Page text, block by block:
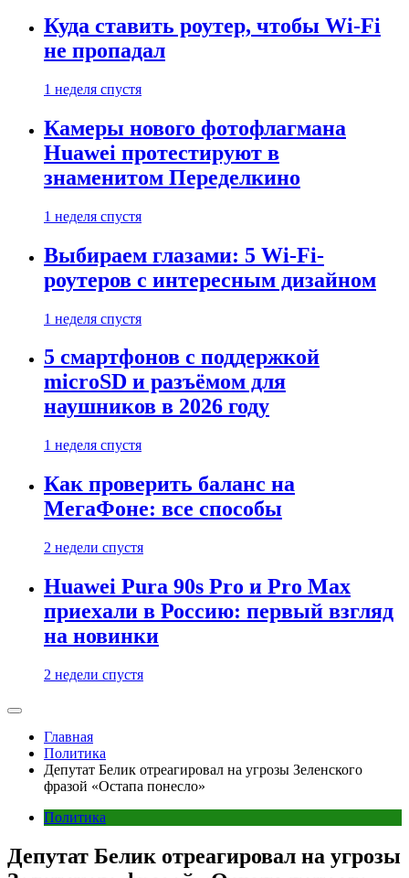
Куда ставить роутер, чтобы Wi-Fi
не пропадал
1 неделя спустя
Камеры нового фотофлагмана
Huawei протестируют в
знаменитом Переделкино
1 неделя спустя
Выбираем глазами: 5 Wi-Fi-
роутеров с интересным дизайном
1 неделя спустя
5 смартфонов с поддержкой
microSD и разъёмом для
наушников в 2026 году
1 неделя спустя
Как проверить баланс на
МегаФоне: все способы
2 недели спустя
Huawei Pura 90s Pro и Pro Max
приехали в Россию: первый взгляд
на новинки
2 недели спустя
Главная
Политика
Депутат Белик отреагировал на угрозы Зеленского
фразой «Остапа понесло»
Политика
Депутат Белик отреагировал на угрозы